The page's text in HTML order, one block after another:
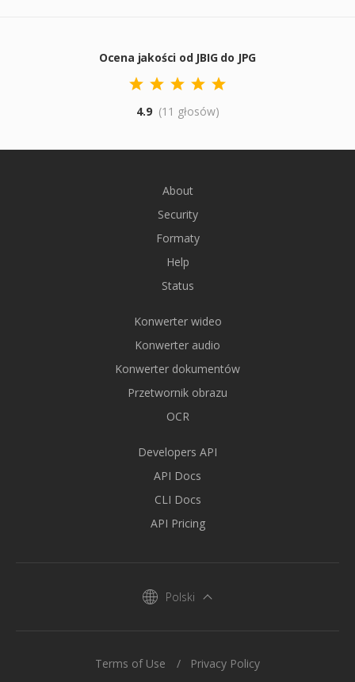
Ocena jakości od JBIG do JPG
4.9 (11 głosów)
About
Security
Formaty
Help
Status
Konwerter wideo
Konwerter audio
Konwerter dokumentów
Przetwornik obrazu
OCR
Developers API
API Docs
CLI Docs
API Pricing
Polski
Terms of Use Privacy Policy